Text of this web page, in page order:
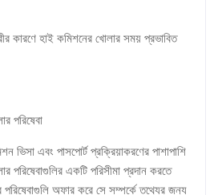
কারণে হাই কমিশনের খোলার সময় প্রভাবিত
পরিষেবা
ভিসা এবং পাসপোর্ট প্রক্রিয়াকরণের পাশাপাশি
পরিষেবাগুলির একটি পরিসীমা প্রদান করতে
অফার করে সে সম্পর্কে তথ্যের জন্য